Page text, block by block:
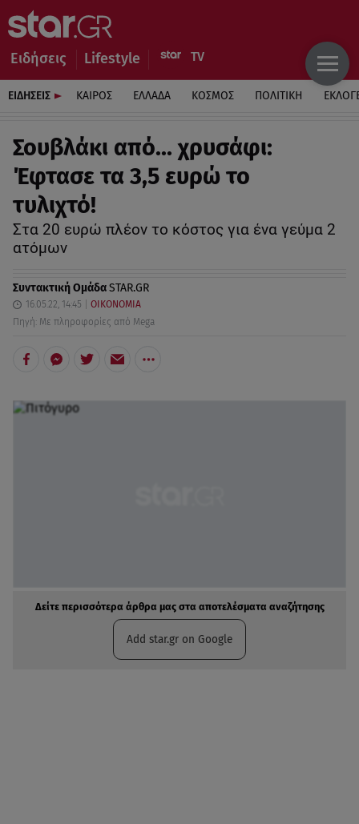
Ειδήσεις Lifestyle
ΕΙΔΗΣΕΙΣ ΚΑΙΡΟΣ ΕΛΛΑΔΑ ΚΟΣΜΟΣ ΠΟΛΙΤΙΚΗ
Σουβλάκι από… χρυσάφι:
Έφτασε τα 3,5 ευρώ το
τυλιχτό!
Στα 20 ευρώ πλέον το κόστος για ένα γεύμα 2
ατόμων
Συντακτική ΟμάδαSTAR.GR
16.05.22, 14:45
ΟΙΚΟΝΟΜΙΑ
Πηγή: Με πληροφορίες από Mega
Δείτε περισσότερα άρθρα μας στα αποτελέσματα αναζήτησης
Add star.gr on Google